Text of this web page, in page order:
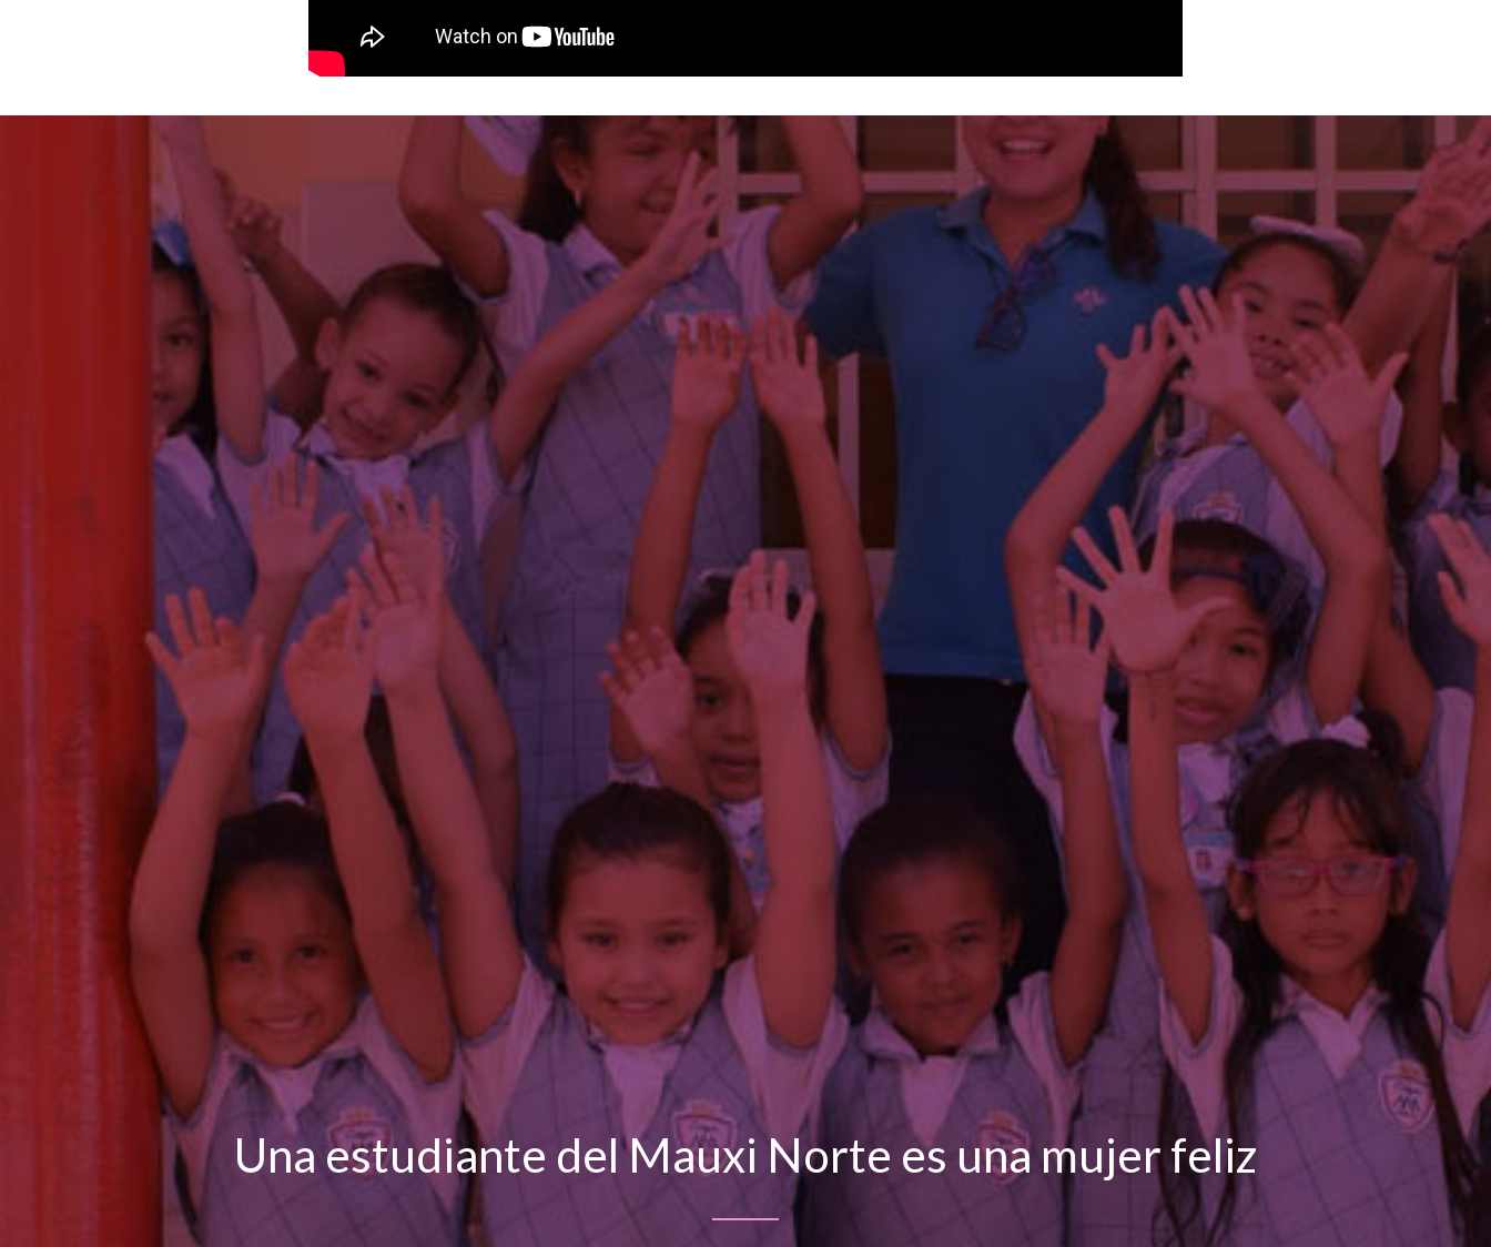
Una estudiante del Mauxi Norte es una mujer feliz